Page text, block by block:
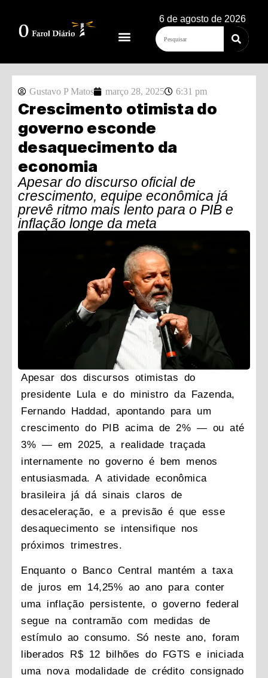
6 de agosto de 2026
Gustavo P Matos março 28, 2025 6:31 pm
Crescimento otimista do
governo esconde
desaquecimento da
economia
Apesar do discurso oficial de
crescimento, equipe econômica já
prevê ritmo mais lento para o PIB e
inflação longe da meta
Apesar dos discursos otimistas do
presidente Lula e do ministro da Fazenda,
Fernando Haddad, apontando para um
crescimento do PIB acima de 2% — ou até
3% — em 2025, a realidade traçada
internamente no governo é bem menos
entusiasmada. A atividade econômica
brasileira já dá sinais claros de
desaceleração, e a previsão é que esse
desaquecimento se intensifique nos
próximos trimestres.
Enquanto o Banco Central mantém a taxa
de juros em 14,25% ao ano para conter
uma inflação persistente, o governo federal
segue na contramão com medidas de
estímulo ao consumo. Só neste ano, foram
liberados R$ 12 bilhões do FGTS e iniciada
uma nova modalidade de crédito consignado